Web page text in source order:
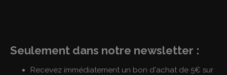
Seulement dans notre newsletter :
Recevez immédiatement un bon d'achat de 5€ sur